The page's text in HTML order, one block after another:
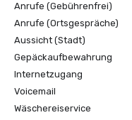
Anrufe (Gebührenfrei)
Anrufe (Ortsgespräche)
Aussicht (Stadt)
Gepäckaufbewahrung
Internetzugang
Voicemail
Wäschereiservice